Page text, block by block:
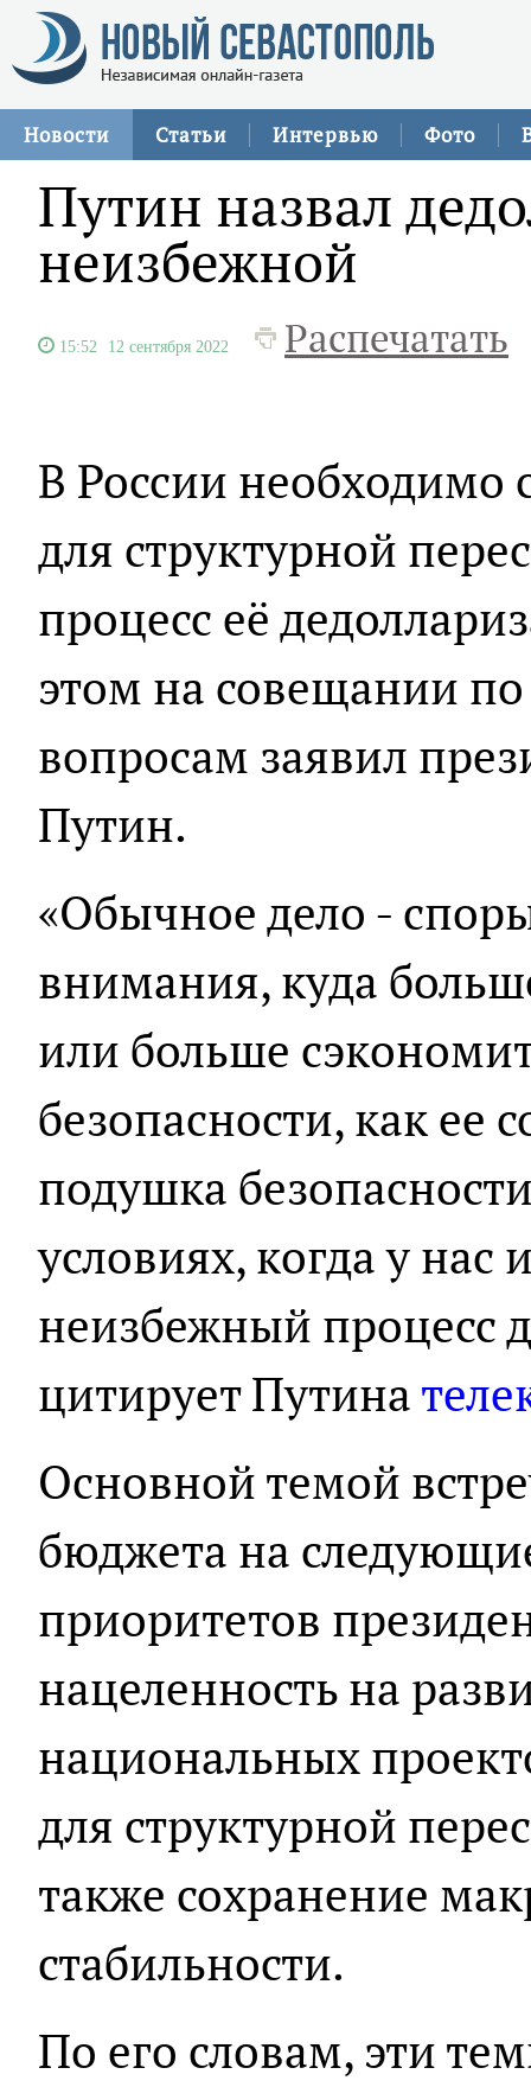
Новости Статьи Интервью Фото
Путин назвал
неизбежной
15:52 12 сентября 2022 Распечатать
В России необходимо
для структурной
процесс её
этом на совещании
вопросам заявил
Путин.
«Обычное дело -
внимания, куда
или больше
безопасности, как ее
подушка
условиях, когда у нас
неизбежный процесс
цитирует Путина
Основной темой
бюджета на
приоритетов
нацеленность на
национальных
для структурной
также сохранение
стабильности.
По его словам, эти